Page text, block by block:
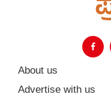
About us
Advertise with us